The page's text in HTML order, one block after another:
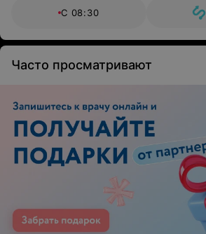
С 08:30
Часто просматривают